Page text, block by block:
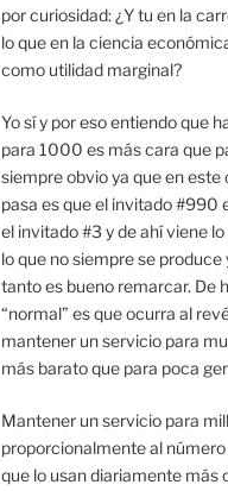
por curiosidad: ¿Y tu en la
lo que en la ciencia
como utilidad marginal?
Yo sí y por eso entiendo que
para 1000 es más cara que
siempre obvio ya que en este
pasa es que el invitado #990
el invitado #3 y de ahí viene
lo que no siempre se produce
tanto es bueno remarcar. De
“normal” es que ocurra al
mantener un servicio para
más barato que para poca
Mantener un servicio para
proporcionalmente al
que lo usan diariamente más